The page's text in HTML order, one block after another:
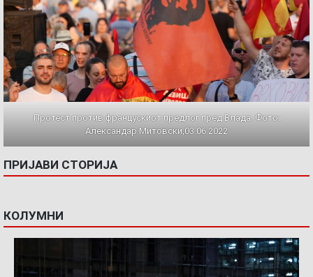
Протест против францускиот предлог пред Влада. Фото:
Александар Митовски,03.06.2022
ПРИЈАВИ СТОРИЈА
КОЛУМНИ